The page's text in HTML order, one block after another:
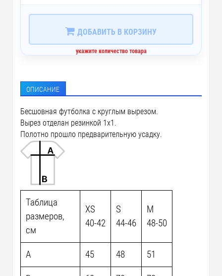
ДОБАВИТЬ В КОРЗИНУ
укажите количество товара
ОПИСАНИЕ
Бесшовная футболка с круглым вырезом.
Вырез отделан резинкой 1х1.
Полотно прошло предварительную усадку.
Таблица
размеров,
см
XS
40-42
S
44-46
M
48-50
A 45 48 51